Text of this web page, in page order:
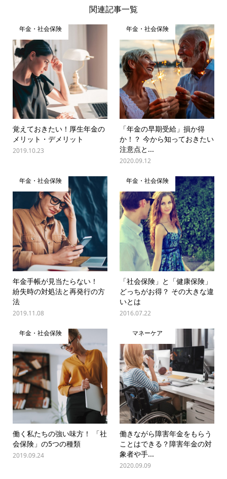
関連記事一覧
年金・社会保険
覚えておきたい！厚生年金の
メリット・デメリット
2019.10.23
年金・社会保険
「年金の早期受給」損か得
か！？ 今から知っておきたい
注意点と...
2020.09.12
年金・社会保険
年金手帳が見当たらない！
紛失時の対処法と再発行の方
法
2019.11.08
年金・社会保険
「社会保険」と「健康保険」
どっちがお得？ その大きな違
いとは
2016.07.22
年金・社会保険
働く私たちの強い味方！ 「社
会保険」の5つの種類
2019.09.24
マネーケア
働きながら障害年金をもらう
ことはできる？障害年金の対
象者や手...
2020.09.09